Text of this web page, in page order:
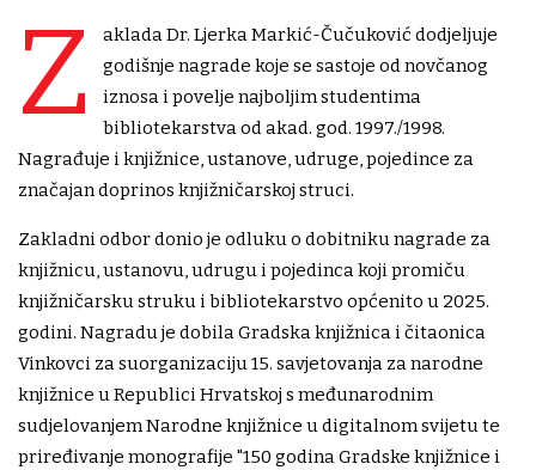
Z
aklada Dr. Ljerka Markić-Čučuković dodjeljuje
godišnje nagrade koje se sastoje od novčanog
iznosa i povelje najboljim studentima
bibliotekarstva od akad. god. 1997./1998.
Nagrađuje i knjižnice, ustanove, udruge, pojedince za
značajan doprinos knjižničarskoj struci.
Zakladni odbor donio je odluku o dobitniku nagrade za
knjižnicu, ustanovu, udrugu i pojedinca koji promiču
knjižničarsku struku i bibliotekarstvo općenito u 2025.
godini. Nagradu je dobila Gradska knjižnica i čitaonica
Vinkovci za suorganizaciju 15. savjetovanja za narodne
knjižnice u Republici Hrvatskoj s međunarodnim
sudjelovanjem Narodne knjižnice u digitalnom svijetu te
priređivanje monografije "150 godina Gradske knjižnice i